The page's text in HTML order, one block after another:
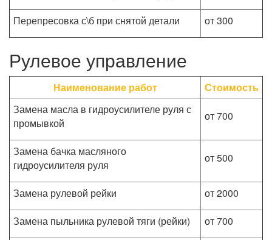
Перепресовка с\б при снятой детали
от 300
Рулевое управление
Наименование работ
Стоимость
Замена масла в гидроусилителе руля с
промывкой
от 700
Замена бачка масляного
гидроусилителя руля
от 500
Замена рулевой рейки
от 2000
Замена пыльника рулевой тяги (рейки)
от 700